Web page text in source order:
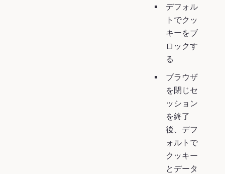
デフォル
トでクッ
キーをブ
ロックす
る
ブラウザ
を閉じセ
ッション
を終了
後、デフ
ォルトで
クッキー
とデータ